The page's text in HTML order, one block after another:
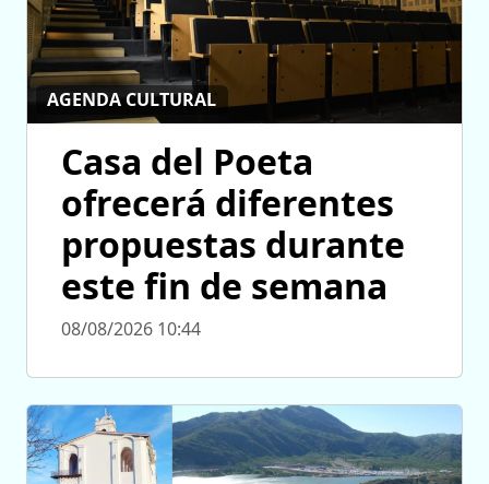
AGENDA CULTURAL
Casa del Poeta
ofrecerá diferentes
propuestas durante
este fin de semana
08/08/2026 10:44